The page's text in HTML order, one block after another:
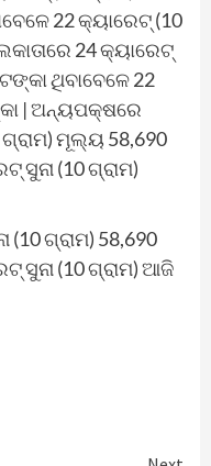
22 କ୍ୟାରେଟ୍ (10
24 କ୍ୟାରେଟ୍
ଟଙ୍କା ଥିବାବେଳେ 22
| ଅନ୍ୟପକ୍ଷରେ
ମୂଲ୍ୟ 58,690
ସୁନା (10 ଗ୍ରାମ)
ଗ୍ରାମ) 58,690
ସୁନା (10 ଗ୍ରାମ) ଆଜି